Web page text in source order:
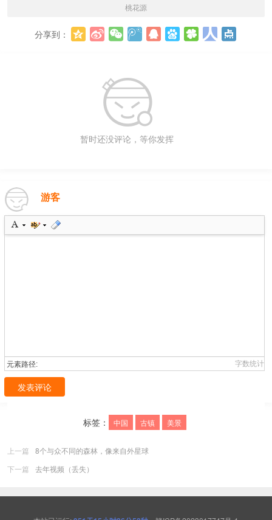
桃花源
分享到：
暂时还没评论，等你发挥
游客
元素路径: 字数统计
发表评论
标签： 中国 古镇 美景
上一篇
8个与众不同的森林，像来自外星球
下一篇
去年视频（丢失）